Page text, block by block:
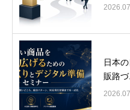
日本
販路づ